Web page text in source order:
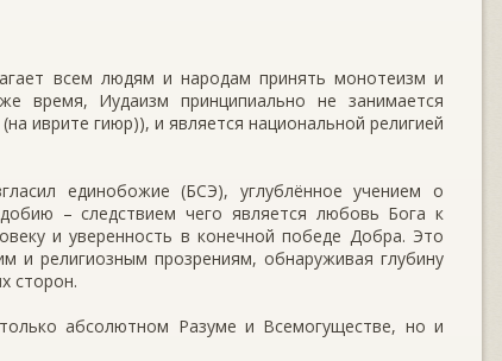
всем людям и народам принять монотеизм и
Иудаизм принципиально не занимается
иврите гиюр)), и является национальной религией
единобожие (БСЭ), углублённое учением о
– следствием чего является любовь Бога к
и уверенность в конечной победе Добра. Это
и религиозным прозрениям, обнаруживая глубину
сторон.
абсолютном Разуме и Всемогуществе, но и